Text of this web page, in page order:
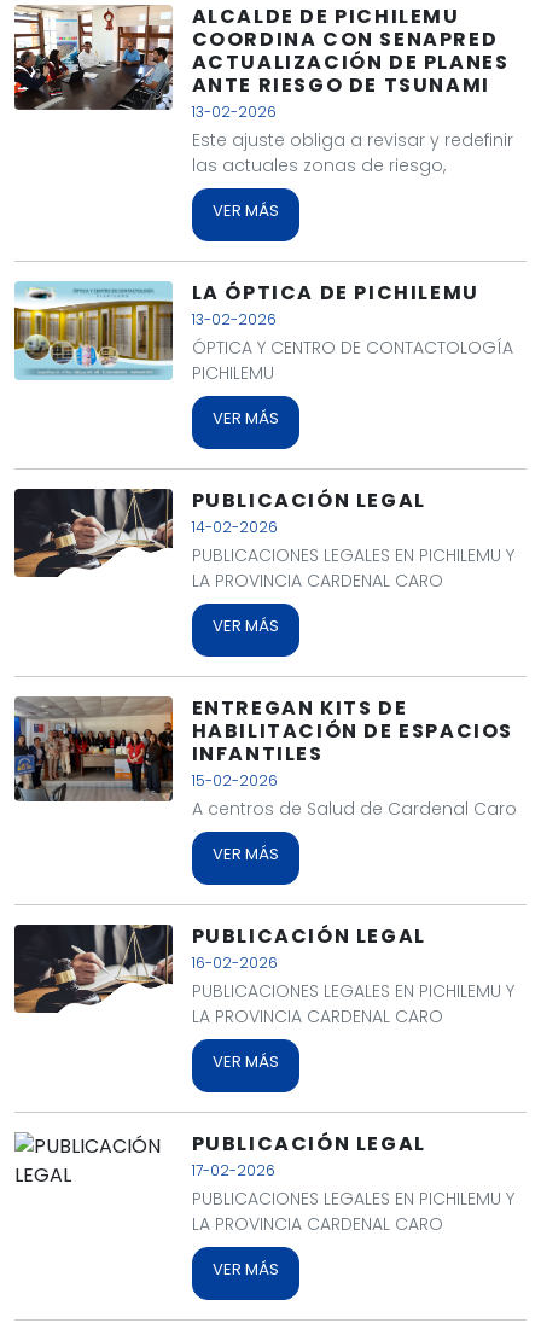
ALCALDE DE PICHILEMU
COORDINA CON SENAPRED
ACTUALIZACIÓN DE PLANES
ANTE RIESGO DE TSUNAMI
13-02-2026
Este ajuste obliga a revisar y redefinir
las actuales zonas de riesgo,
VER MÁS
LA ÓPTICA DE PICHILEMU
13-02-2026
ÓPTICA Y CENTRO DE CONTACTOLOGÍA
PICHILEMU
VER MÁS
PUBLICACIÓN LEGAL
14-02-2026
PUBLICACIONES LEGALES EN PICHILEMU Y
LA PROVINCIA CARDENAL CARO
VER MÁS
ENTREGAN KITS DE
HABILITACIÓN DE ESPACIOS
INFANTILES
15-02-2026
A centros de Salud de Cardenal Caro
VER MÁS
PUBLICACIÓN LEGAL
16-02-2026
PUBLICACIONES LEGALES EN PICHILEMU Y
LA PROVINCIA CARDENAL CARO
VER MÁS
PUBLICACIÓN LEGAL
17-02-2026
PUBLICACIONES LEGALES EN PICHILEMU Y
LA PROVINCIA CARDENAL CARO
VER MÁS